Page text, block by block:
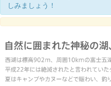
しみましょう！